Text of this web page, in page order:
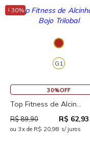
↓ 30%
G1
30%OFF
Top Fitness de Alcin...
R$ 89,90 R$ 62,93
ou 3x de R$ 20,98 s/ juros